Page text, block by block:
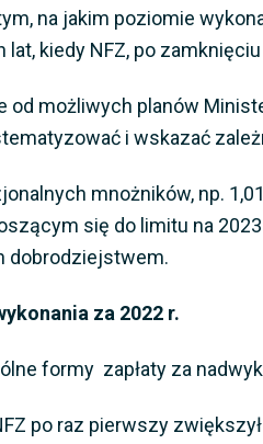
na jakim poziomie
lat, kiedy NFZ, po
od możliwych planów
i wskazać
mnożników, np.
się do limitu na
dobrodziejstwem.
za 2022 r.
formy zapłaty za
po raz pierwszy